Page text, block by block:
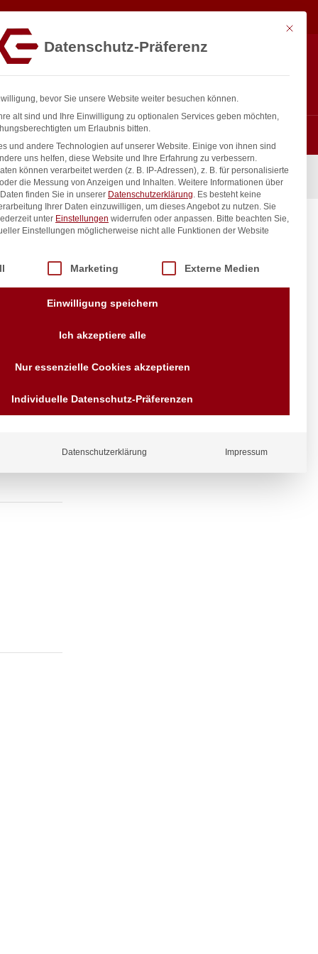
3/4″
inkl. / exkl. MwSt.
Anfragen
Wir sind seit über 40 Jahren
für Sie da
Vorrauskasse Paypal,
Kreditkarte, Direkt
€ exkl. MwSt. In den Warenkorb
Mit
Datenschutz-Präferenz
bevor Sie unsere Website weiter besuchen können.
alt sind und Ihre Einwilligung zu optionalen Services geben möchten,
um Erlaubnis bitten.
und andere Technologien auf unserer Website. Einige von ihnen sind
uns helfen, diese Website und Ihre Erfahrung zu verbessern.
können verarbeitet werden (z. B. IP-Adressen), z. B. für personalisierte
die Messung von Anzeigen und Inhalten. Weitere Informationen über
finden Sie in unserer Datenschutzerklärung. Es besteht keine
Ihrer Daten einzuwilligen, um dieses Angebot zu nutzen. Sie
unter Einstellungen widerrufen oder anpassen. Bitte beachten Sie,
Einstellungen möglicherweise nicht alle Funktionen der Website
Service-Gruppen, für die eine Einwilligung erteilt werden kann.
Marketing Externe Medien
Einwilligung speichern
Ich akzeptiere alle
Nur essenzielle Cookies akzeptieren
Individuelle Datenschutz-Präferenzen
Datenschutzerklärung Impressum